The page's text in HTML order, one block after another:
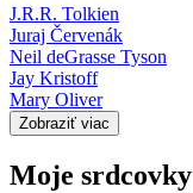
J.R.R. Tolkien
Juraj Červenák
Neil deGrasse Tyson
Jay Kristoff
Mary Oliver
Zobraziť viac
Moje srdcovky